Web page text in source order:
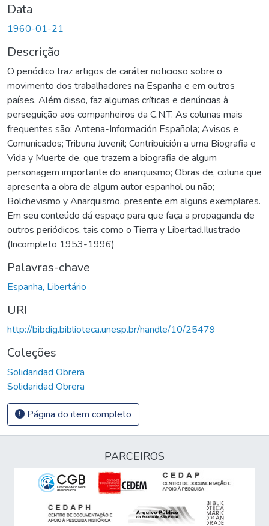
Data
1960-01-21
Descrição
O periódico traz artigos de caráter noticioso sobre o
movimento dos trabalhadores na Espanha e em outros
países. Além disso, faz algumas críticas e denúncias à
perseguição aos companheiros da C.N.T. As colunas mais
frequentes são: Antena-Información Española; Avisos e
Comunicados; Tribuna Juvenil; Contribuición a uma Biografia e
Vida y Muerte de, que trazem a biografia de algum
personagem importante do anarquismo; Obras de, coluna que
apresenta a obra de algum autor espanhol ou não;
Bolchevismo y Anarquismo, presente em alguns exemplares.
Em seu conteúdo dá espaço para que faça a propaganda de
outros periódicos, tais como o Tierra y Libertad.Ilustrado
(Incompleto 1953-1996)
Palavras-chave
Espanha, Libertário
URI
http://bibdig.biblioteca.unesp.br/handle/10/25479
Coleções
Solidaridad Obrera
Solidaridad Obrera
Página do item completo
PARCEIROS